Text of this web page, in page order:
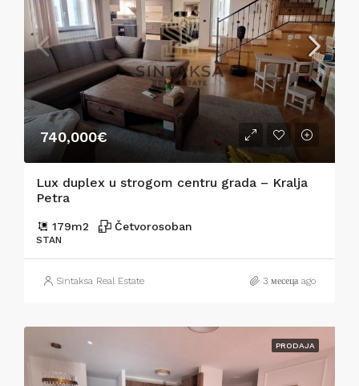
740,000€
Lux duplex u strogom centru grada – Kralja
Petra
179m2 Četvorosoban
STAN
Sintaksa Real Estate 3 месеца ago
PRODAJA